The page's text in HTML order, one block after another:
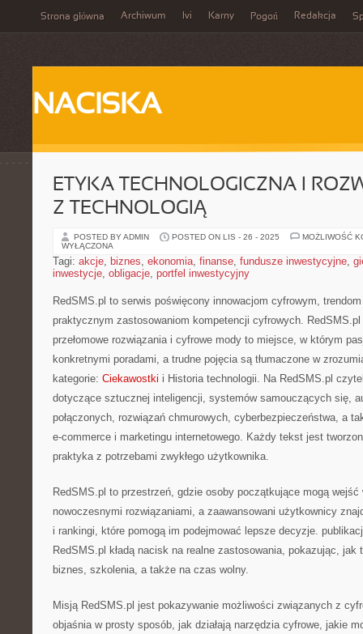
Strona główna Archiwum Ivi Karny Pogoń Redakcja
NACISKA
ETYKA TECHNOLOGICZNA I
Z TECHNOLOGIĄ
POSTED BY ADMIN POSTED ON LIS - 26 - 2025
MOŻLIWOŚĆ
WYŁĄCZONA
Tagi: akcje, biznes, ekonomia, finanse, fundusze inwestycyjne,
inwestycje, obligacje, portfel inwestycyjny
RedSMS.pl to serwis poświęcony innowacjom cyfrowym,
praktycznym zastosowaniom kompetencji cyfrowych. RedSMS.pl
przełomowe rozwiązania i cyfrowe mody to miejsce, w którym
konkretnymi poradami, a trudne pojęcia są tłumaczone w
kategorie: Ciekawostki i Historia technologii. Na RedSMS.pl
dotyczące sztucznej inteligencji, systemów samouczących się,
połączonych, rozwiązań chmurowych, cyberbezpieczeństwa, a
e-commerce i marketingu internetowego. Każdy tekst jest
praktyka z potrzebami zwykłego użytkownika.
RedSMS.pl to przestrzeń, gdzie osoby początkujące mogą
nowoczesnymi rozwiązaniami, a zaawansowani użytkownicy
i rankingi, które pomogą im podejmować lepsze decyzje.
RedSMS.pl kładą nacisk na realne zastosowania, pokazując, jak
biznes, szkolenia, a także na czas wolny.
Misją RedSMS.pl jest pokazywanie możliwości związanych z
objaśnia w prosty sposób, jak działają narzędzia cyfrowe, jakie